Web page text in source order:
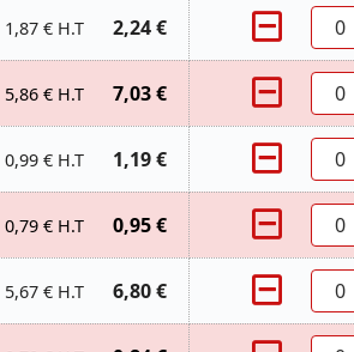
1,87 € H.T 2,24 €
5,86 € H.T 7,03 €
0,99 € H.T 1,19 €
0,79 € H.T 0,95 €
5,67 € H.T 6,80 €